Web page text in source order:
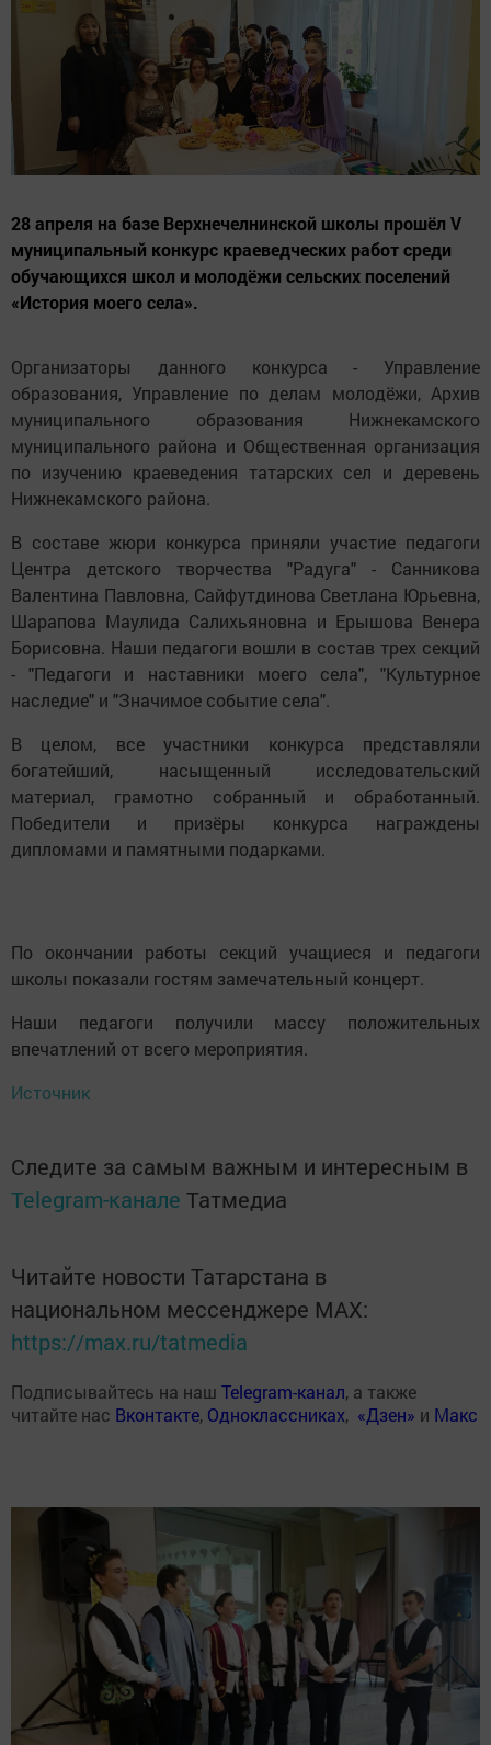
28 апреля на базе Верхнечелнинской школы прошёл V
муниципальный конкурс краеведческих работ среди
обучающихся школ и молодёжи сельских поселений
«История моего села».
Организаторы данного конкурса - Управление
образования, Управление по делам молодёжи, Архив
муниципального образования Нижнекамского
муниципального района и Общественная организация
по изучению краеведения татарских сел и деревень
Нижнекамского района.
В составе жюри конкурса приняли участие педагоги
Центра детского творчества "Радуга" - Санникова
Валентина Павловна, Сайфутдинова Светлана Юрьевна,
Шарапова Маулида Салихьяновна и Ерышова Венера
Борисовна. Наши педагоги вошли в состав трех секций
- "Педагоги и наставники моего села", "Культурное
наследие" и "Значимое событие села".
В целом, все участники конкурса представляли
богатейший, насыщенный исследовательский
материал, грамотно собранный и обработанный.
Победители и призёры конкурса награждены
дипломами и памятными подарками.
По окончании работы секций учащиеся и педагоги
школы показали гостям замечательный концерт.
Наши педагоги получили массу положительных
впечатлений от всего мероприятия.
Источник
Следите за самым важным и интересным в
Telegram-канале Татмедиа
Читайте новости Татарстана в
национальном мессенджере MАХ:
https://max.ru/tatmedia
Подписывайтесь на наш Telegram-канал, а также
читайте нас Вконтакте, Одноклассниках, «Дзен» и Макс